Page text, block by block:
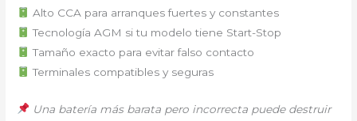
Alto CCA para arranques fuertes y constantes
Tecnología AGM si tu modelo tiene Start-Stop
Tamaño exacto para evitar falso contacto
Terminales compatibles y seguras
Una batería más barata pero incorrecta puede destruir